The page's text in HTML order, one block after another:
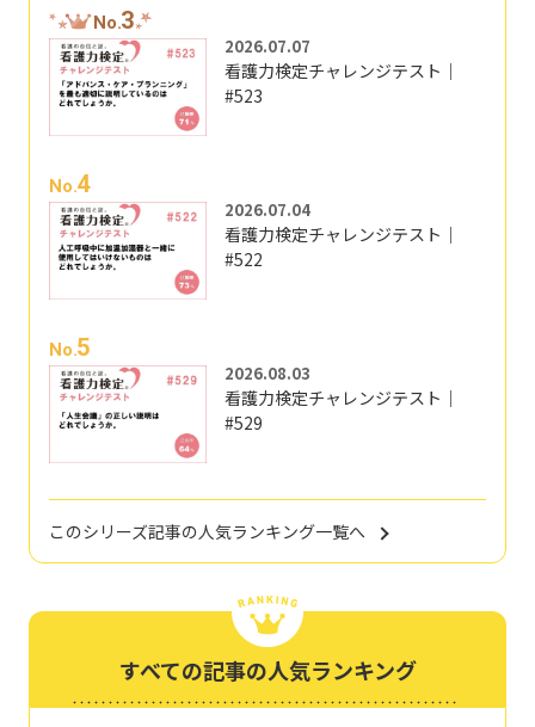
No.3
2026.07.07
看護力検定チャレンジテスト｜
#523
No.4
2026.07.04
看護力検定チャレンジテスト｜
#522
No.5
2026.08.03
看護力検定チャレンジテスト｜
#529
このシリーズ記事の人気ランキング一覧へ
すべての記事の人気ランキング